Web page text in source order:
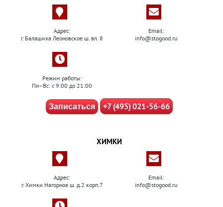
Адрес:
г. Балашиха Леоновское ш. вл. 8
Email:
info@stogood.ru
Режим работы:
Пн–Вс: с 9:00 до 21:00
Записаться +7 (495) 021-56-66
ХИМКИ
Адрес:
г. Химки Нагорное ш. д.2 корп.7
Email:
info@stogood.ru